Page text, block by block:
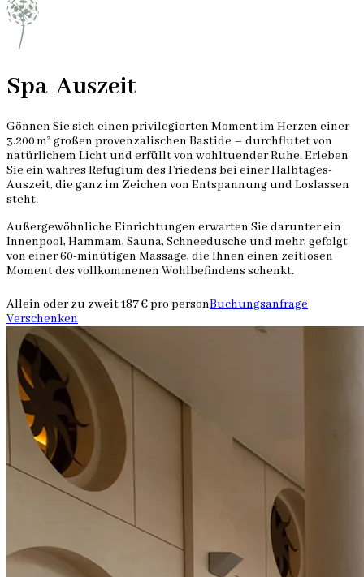
Spa-Auszeit
Gönnen Sie sich einen privilegierten Moment im Herzen einer
3.200 m² großen provenzalischen Bastide – durchflutet von
natürlichem Licht und erfüllt von wohltuender Ruhe. Erleben
Sie ein wahres Refugium des Friedens bei einer Halbtages-
Auszeit, die ganz im Zeichen von Entspannung und Loslassen
steht.
Außergewöhnliche Einrichtungen erwarten Sie darunter ein
Innenpool, Hammam, Sauna, Schneedusche und mehr, gefolgt
von einer 60-minütigen Massage, die Ihnen einen zeitlosen
Moment des vollkommenen Wohlbefindens schenkt.
Allein oder zu zweit187 € pro personBuchungsanfrage
Verschenken